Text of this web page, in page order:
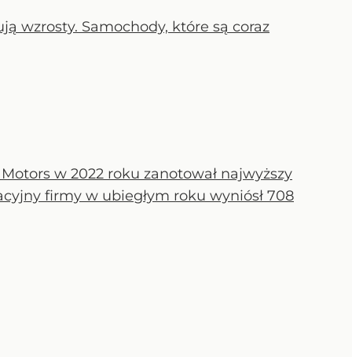
wzrosty. Samochody, które są coraz
w 2022 roku zanotował najwyższy
firmy w ubiegłym roku wyniósł 708